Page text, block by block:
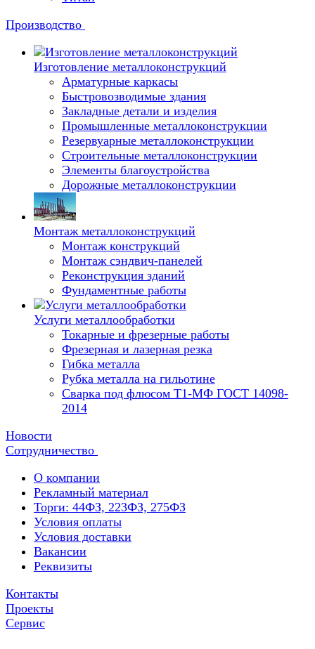
Производство
Изготовление металлоконструкций
Арматурные каркасы
Быстровозводимые здания
Закладные детали и изделия
Промышленные металлоконструкции
Резервуарные металлоконструкции
Строительные металлоконструкции
Элементы благоустройства
Дорожные металлоконструкции
Монтаж металлоконструкций
Монтаж конструкций
Монтаж сэндвич-панелей
Реконструкция зданий
Фундаментные работы
Услуги металлообработки
Токарные и фрезерные работы
Фрезерная и лазерная резка
Гибка металла
Рубка металла на гильотине
Сварка под флюсом Т1-МФ ГОСТ 14098-
2014
Новости
Сотрудничество
О компании
Рекламный материал
Торги: 44ФЗ, 223ФЗ, 275ФЗ
Условия оплаты
Условия доставки
Вакансии
Реквизиты
Контакты
Проекты
Сервис